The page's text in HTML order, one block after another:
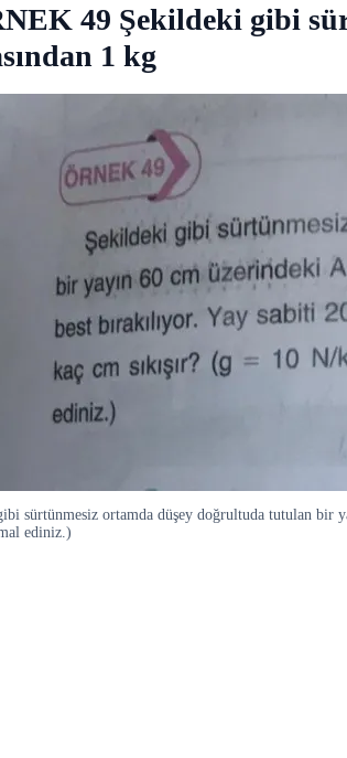
49 Şekildeki gibi
1 kg
sürtünmesiz ortamda düşey doğrultuda tutulan bir
ediniz.)